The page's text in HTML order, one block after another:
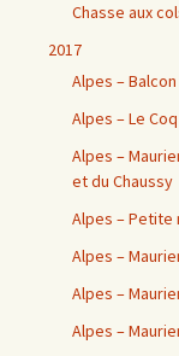
Chasse aux
2017
Alpes –
Alpes – Le
Alpes –
et du Chaussy
Alpes – Petite
Alpes –
Alpes –
Alpes –